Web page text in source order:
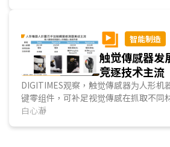
智能制造
触觉傳感器
竞逐技术主流
DIGITIMES观察，触觉傳感器为人形机
键零组件，可补足视觉傳感在抓取不同
足，提升灵巧手的抓取能力，因此受到
白心瀞